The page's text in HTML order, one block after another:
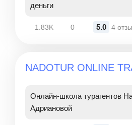
деньги
1.83K 0 5.0 4
NADOTUR ONLINE
Онлайн-школа турагентов
Адриановой